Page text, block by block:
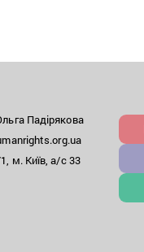
Падірякова
м. Київ, а/с 33